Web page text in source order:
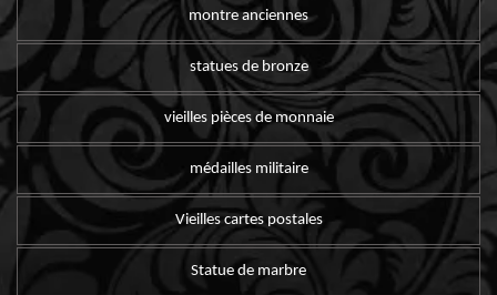
montre anciennes
statues de bronze
vieilles pièces de monnaie
médailles militaire
Vieilles cartes postales
Statue de marbre